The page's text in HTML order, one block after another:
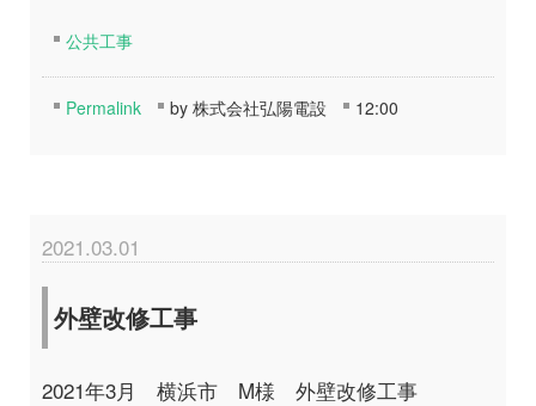
公共工事
Permalink by 株式会社弘陽電設 12:00
2021.03.01
外壁改修工事
2021年3月 横浜市 M様 外壁改修工事